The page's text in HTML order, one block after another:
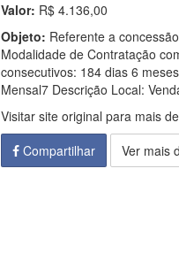
Valor: R$ 4.136,00
Objeto: Referente a
Modalidade de Contratação
consecutivos: 184 dias 6
Mensal7 Descrição Local:
Visitar site original para mais
Compartilhar
Ver mais